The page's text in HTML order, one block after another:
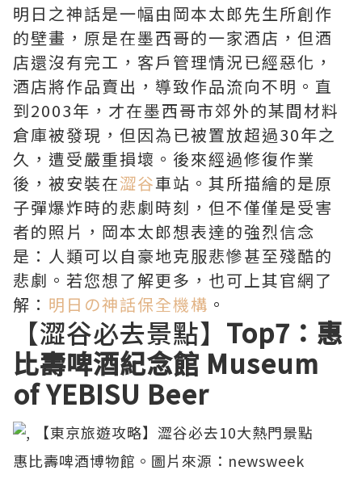
明日之神話是一幅由岡本太郎先生所創作
的壁畫，原是在墨西哥的一家酒店，但酒
店還沒有完工，客戶管理情況已經惡化，
酒店將作品賣出，導致作品流向不明。直
到2003年，才在墨西哥市郊外的某間材料
倉庫被發現，但因為已被置放超過30年之
久，遭受嚴重損壞。後來經過修復作業
後，被安裝在澀谷車站。其所描繪的是原
子彈爆炸時的悲劇時刻，但不僅僅是受害
者的照片，岡本太郎想表達的強烈信念
是：人類可以自豪地克服悲慘甚至殘酷的
悲劇。若您想了解更多，也可上其官網了
解： 明日の神話保全機構 。
【澀谷必去景點】 Top7：惠
比壽啤酒紀念館 Museum
of YEBISU Beer
惠比壽啤酒博物館。圖片來源： newsweek